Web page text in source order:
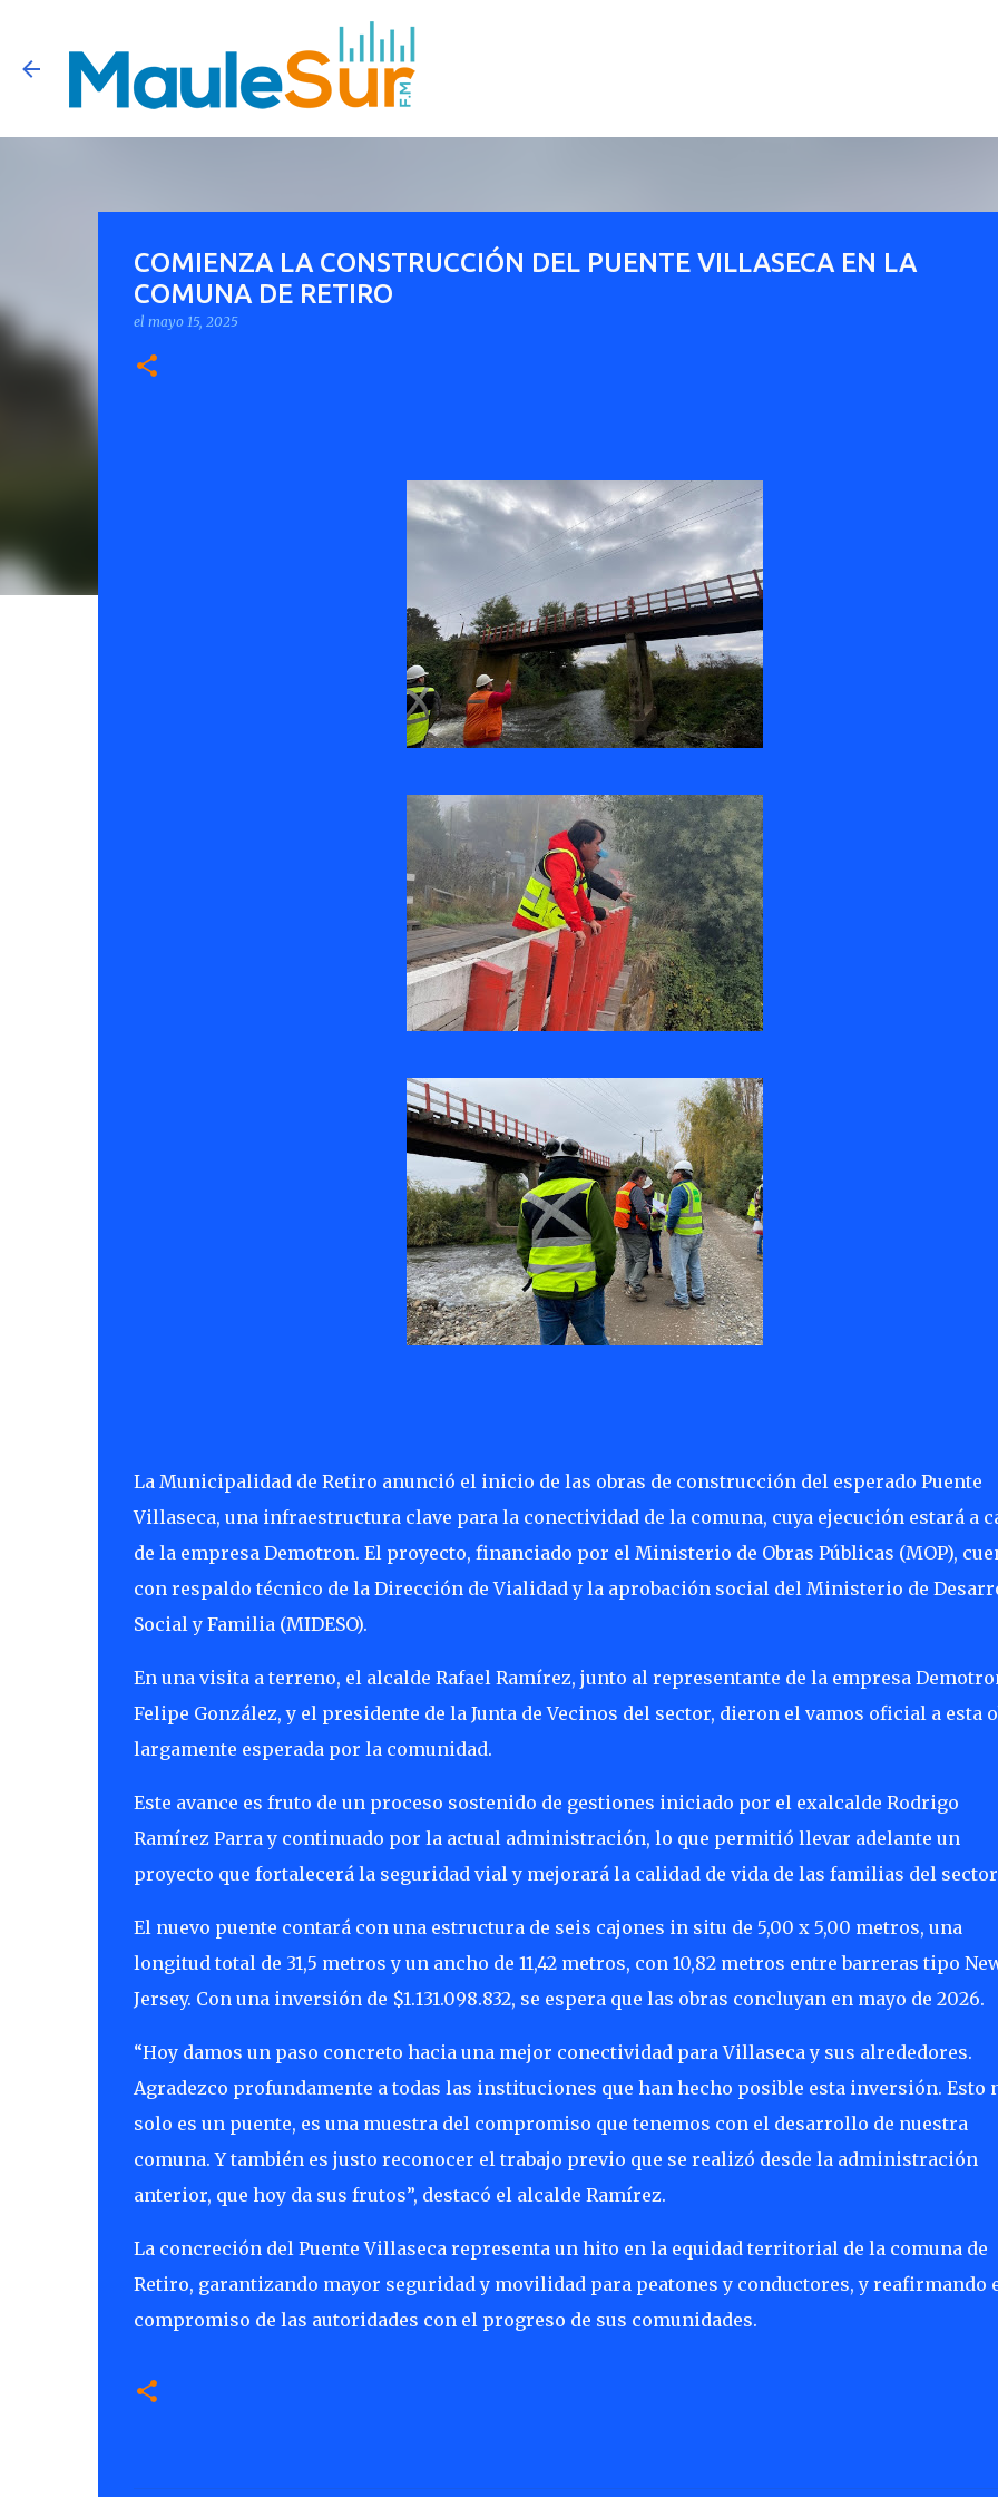
COMIENZA LA CONSTRUCCIÓN DEL PUENTE VILLASECA EN LA
COMUNA DE RETIRO
el mayo 15, 2025
La Municipalidad de Retiro anunció el inicio de las obras de construcción del esperado Puente
Villaseca, una infraestructura clave para la conectividad de la comuna, cuya ejecución estará a
de la empresa Demotron. El proyecto, financiado por el Ministerio de Obras Públicas (MOP),
con respaldo técnico de la Dirección de Vialidad y la aprobación social del Ministerio de
Social y Familia (MIDESO).
En una visita a terreno, el alcalde Rafael Ramírez, junto al representante de la empresa
Felipe González, y el presidente de la Junta de Vecinos del sector, dieron el vamos oficial a esta
largamente esperada por la comunidad.
Este avance es fruto de un proceso sostenido de gestiones iniciado por el exalcalde Rodrigo
Ramírez Parra y continuado por la actual administración, lo que permitió llevar adelante un
proyecto que fortalecerá la seguridad vial y mejorará la calidad de vida de las familias del
El nuevo puente contará con una estructura de seis cajones in situ de 5,00 x 5,00 metros, una
longitud total de 31,5 metros y un ancho de 11,42 metros, con 10,82 metros entre barreras tipo
Jersey. Con una inversión de $1.131.098.832, se espera que las obras concluyan en mayo de 2026.
“Hoy damos un paso concreto hacia una mejor conectividad para Villaseca y sus alrededores.
Agradezco profundamente a todas las instituciones que han hecho posible esta inversión. Esto
solo es un puente, es una muestra del compromiso que tenemos con el desarrollo de nuestra
comuna. Y también es justo reconocer el trabajo previo que se realizó desde la administración
anterior, que hoy da sus frutos”, destacó el alcalde Ramírez.
La concreción del Puente Villaseca representa un hito en la equidad territorial de la comuna de
Retiro, garantizando mayor seguridad y movilidad para peatones y conductores, y reafirmando
compromiso de las autoridades con el progreso de sus comunidades.